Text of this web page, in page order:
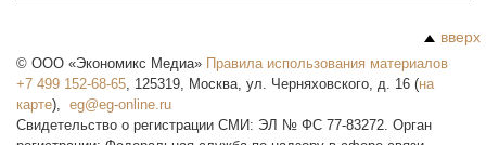
вверх
© ООО «Экономикс Медиа» Правила использования материалов
+7 499 152-68-65, 125319, Москва, ул. Черняховского, д. 16 (на
карте),
Свидетельство о регистрации СМИ: ЭЛ № ФС 77-83272. Орган